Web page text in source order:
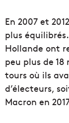
En 2007 et
plus
Hollande ont
peu plus de 18
tours où ils
d’électeurs,
Macron en